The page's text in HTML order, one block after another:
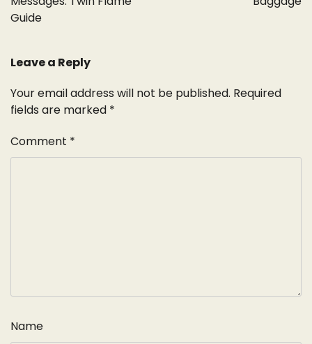
Guide
Leave a Reply
Your email address will not be published. Required
fields are marked *
Comment *
Name